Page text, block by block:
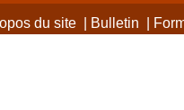
du site| Bulletin